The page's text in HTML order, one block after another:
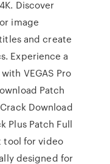
Discover
image
and create
Experience a
VEGAS Pro
Patch
Download
Plus Patch Full
tool for video
designed for